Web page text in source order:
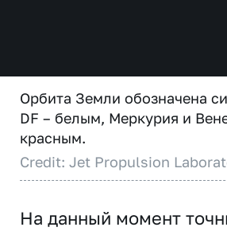
Орбита Земли обозначена
DF – белым, Меркурия и
красным.
Credit: Jet Propulsion
На данный момент